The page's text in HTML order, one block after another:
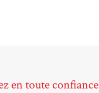
en toute confiance